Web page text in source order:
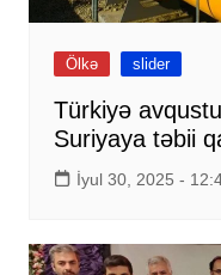
Ölkə slider
Türkiyə
Suriyaya təbii
İyul 30, 2025 -